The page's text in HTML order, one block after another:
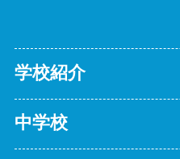
学校紹介
中学校